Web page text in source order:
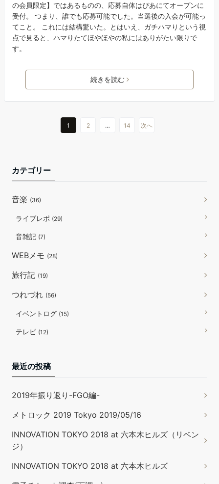
の会員限定】ではあるものの、応募自体はぴあにてオープンに
受付。 つまり、誰でも応募可能でした。当選後の入会が可能っ
てこと。 これには結構驚いた。とはいえ、ガチハマりという視
点で見ると、ハマりたてほやほやの私にはありがたい限りで
す。
続きを読む
1 2 … 14 次へ
カテゴリー
音楽 (36)
ライブレポ (29)
音雑記 (7)
WEBメモ (28)
旅行記 (19)
つれづれ (56)
イベントログ (15)
テレビ (12)
最近の投稿
2019年振り返り-FGO編-
メトロック 2019 Tokyo 2019/05/16
INNOVATION TOKYO 2018 at 六本木ヒルズ（リベン
ジ）
INNOVATION TOKYO 2018 at 六本木ヒルズ